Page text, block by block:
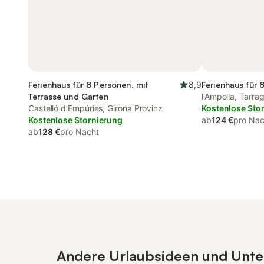
Ferienhaus für 8 Personen, mit
Terrasse und Garten
8,9
Castelló d'Empúries, Girona Provinz
Kostenlose Stornierung
ab128 €pro Nacht
Ferienhaus für
l'Ampolla,
Kostenlose
ab124 €pro
Andere Urlaubsideen und